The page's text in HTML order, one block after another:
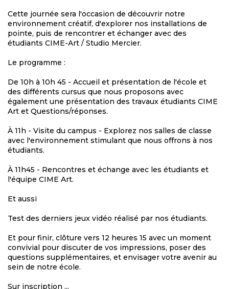
Cette journée sera l'occasion de découvrir notre
environnement créatif, d'explorer nos installations de
pointe, puis de rencontrer et échanger avec des
étudiants CIME-Art / Studio Mercier.
Le programme :
De 10h à 10h 45 - Accueil et présentation de l'école et
des différents cursus que nous proposons avec
également une présentation des travaux étudiants CIME
Art et Questions/réponses.
À 11h - Visite du campus - Explorez nos salles de classe
avec l'environnement stimulant que nous offrons à nos
étudiants.
À 11h45 - Rencontres et échange avec les étudiants et
l'équipe CIME Art.
Et aussi
Test des derniers jeux vidéo réalisé par nos étudiants.
Et pour finir, clôture vers 12 heures 15 avec un moment
convivial pour discuter de vos impressions, poser des
questions supplémentaires, et envisager votre avenir au
sein de notre école.
Sur inscription ...